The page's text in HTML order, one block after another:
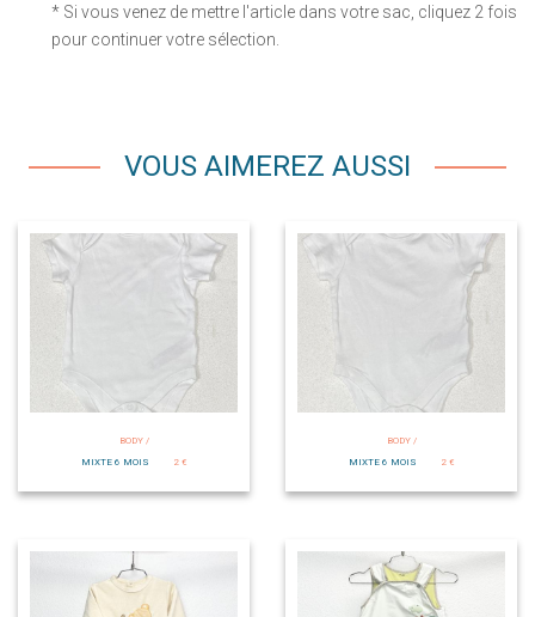
* Si vous venez de mettre l'article dans votre sac, cliquez 2 fois
pour continuer votre sélection.
VOUS AIMEREZ AUSSI
BODY /
MIXTE 6 MOIS
2 €
BODY /
MIXTE 6 MOIS
2 €